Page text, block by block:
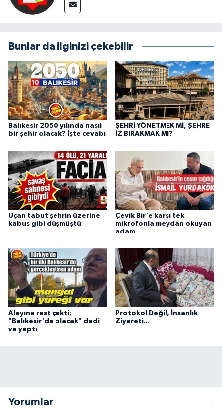
Bunlar da ilginizi çekebilir
Balıkesir 2050 yılında nasıl
bir şehir olacak? İşte cevabı
ŞEHRİ YÖNETMEK Mİ, ŞEHRE
İZ BIRAKMAK MI?
Uçan tabut şehrin üzerine
kabus gibi düşmüştü
Çevik Bir'e karşı tek
mikrofonla meydan okuyan
adam
Alayına rest çekti;
"Balıkesir'de olacak" dedi
ve yaptı
Protokol Değil, İnsanlık
Ziyareti...
Yorumlar